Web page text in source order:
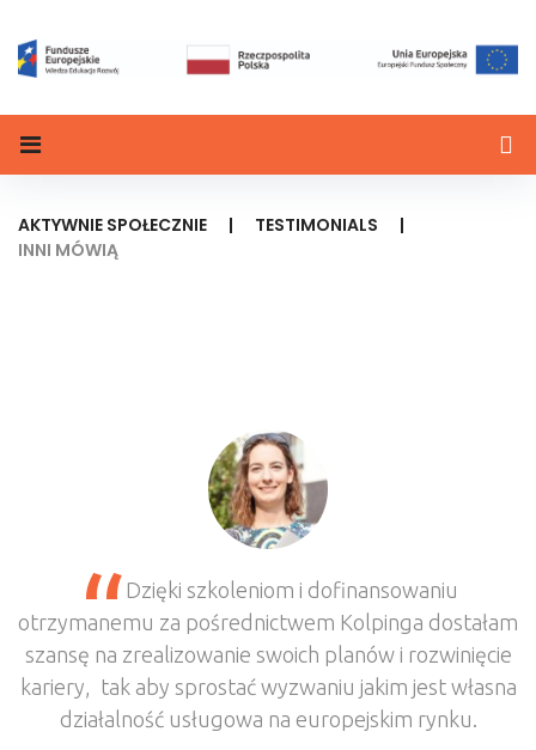
AKTYWNIE SPOŁECZNIE | TESTIMONIALS
|
INNI MÓWIĄ
Dzięki szkoleniom i dofinansowaniu
otrzymanemu za pośrednictwem Kolpinga dostałam
szansę na zrealizowanie swoich planów i rozwinięcie
kariery, tak aby sprostać wyzwaniu jakim jest własna
działalność usługowa na europejskim rynku.